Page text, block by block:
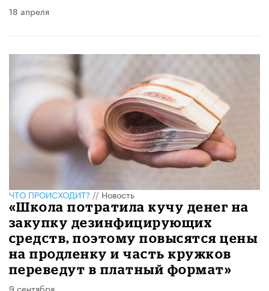
18 апреля
ЧТО ПРОИСХОДИТ?//Новость
«Школа потратила кучу денег на
закупку дезинфицирующих
средств, поэтому повысятся цены
на продленку и часть кружков
переведут в платный формат»
9 сентября